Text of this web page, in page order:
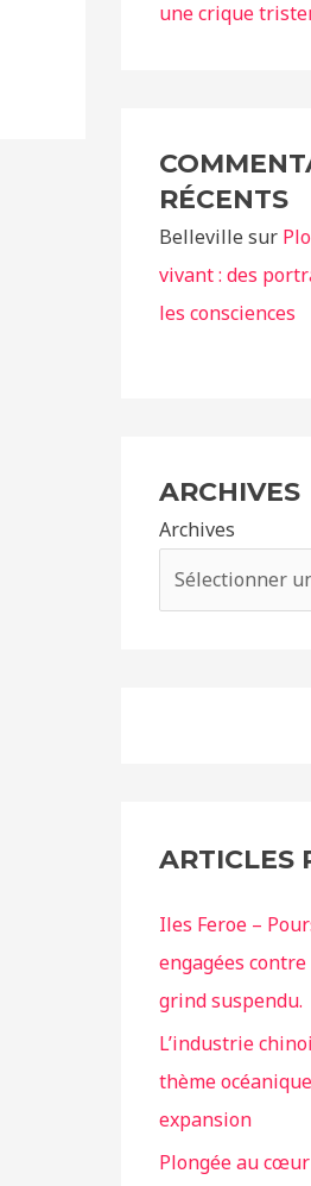
une crique
RÉCENTS
Belleville sur
vivant : des
les consciences
ARCHIVES
Archives
ARTICLES
Iles Feroe –
engagées
grind suspendu.
L’industrie
thème
expansion
Plongée au